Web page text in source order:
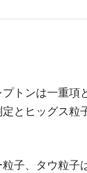
トンは一重項
とヒッグス粒
子、タウ粒子